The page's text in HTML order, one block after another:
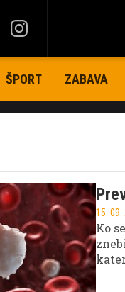
ŠPORT ZABAVA
15. 09.
Ko